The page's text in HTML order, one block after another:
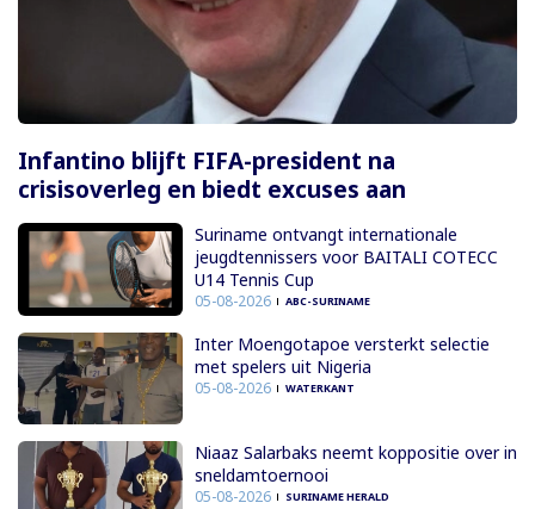
Infantino blijft FIFA-president na
crisisoverleg en biedt excuses aan
Suriname ontvangt internationale
jeugdtennissers voor BAITALI COTECC
U14 Tennis Cup
05-08-2026 ABC-SURINAME
Inter Moengotapoe versterkt selectie
met spelers uit Nigeria
05-08-2026 WATERKANT
Niaaz Salarbaks neemt koppositie over in
sneldamtoernooi
05-08-2026 SURINAME HERALD